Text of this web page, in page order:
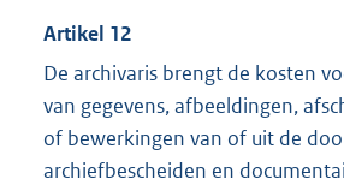
Artikel 12
De archivaris brengt de kosten
van gegevens, afbeeldingen,
of bewerkingen van of uit de
archiefbescheiden en